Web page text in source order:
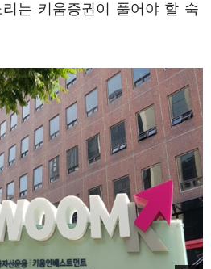
는 키움증권이 풀어야 할 숙